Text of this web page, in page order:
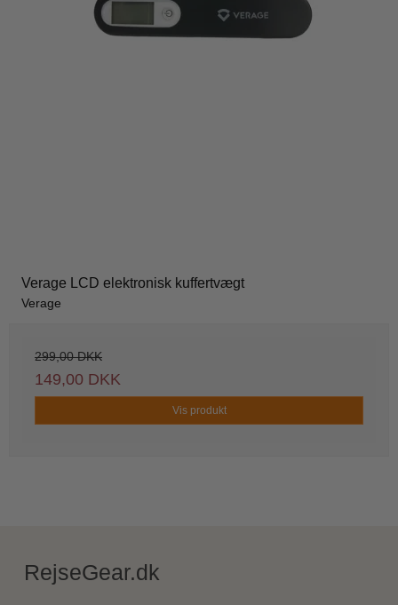
Verage LCD elektronisk kuffertvægt
Verage
299,00 DKK
149,00 DKK
Vis produkt
RejseGear.dk